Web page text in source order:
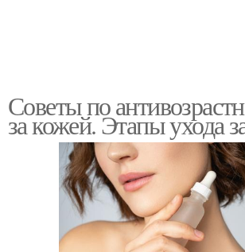
Советы по
за кожей. Этапы ухода